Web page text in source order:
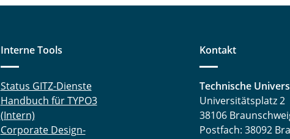
Interne Tools
Status GITZ-Dienste
Handbuch für TYPO3
(Intern)
Corporate Design-
Kontakt
Technische
Universitätsplatz 2
38106
Postfach: 38092